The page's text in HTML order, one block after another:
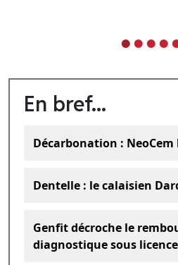
En bref...
Décarbonation : NeoCem
Dentelle : le calaisien
Genfit décroche le
diagnostique sous